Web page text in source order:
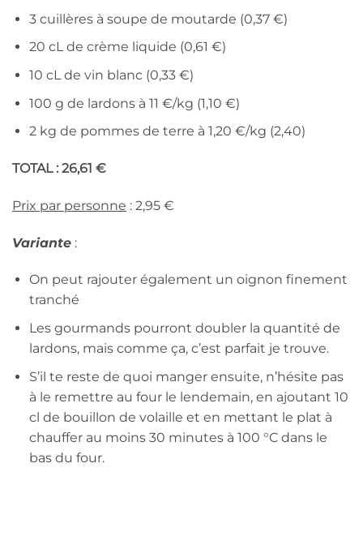
3 cuillères à soupe de moutarde (0,37 €)
20 cL de crème liquide (0,61 €)
10 cL de vin blanc (0,33 €)
100 g de lardons à 11 €/kg (1,10 €)
2 kg de pommes de terre à 1,20 €/kg (2,40)
TOTAL : 26,61 €
Prix par personne : 2,95 €
Variante :
On peut rajouter également un oignon finement
tranché
Les gourmands pourront doubler la quantité de
lardons, mais comme ça, c’est parfait je trouve.
S’il te reste de quoi manger ensuite, n’hésite pas
à le remettre au four le lendemain, en ajoutant 10
cl de bouillon de volaille et en mettant le plat à
chauffer au moins 30 minutes à 100 °C dans le
bas du four.